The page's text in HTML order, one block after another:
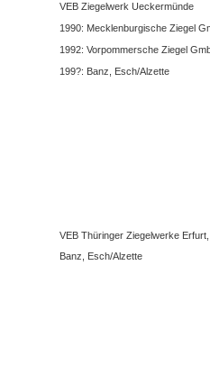
VEB Ziegelwerk Ueckermünde
1990: Mecklenburgische Ziegel
1992: Vorpommersche Ziegel
199?: Banz, Esch/Alzette
VEB Thüringer Ziegelwerke
Banz, Esch/Alzette